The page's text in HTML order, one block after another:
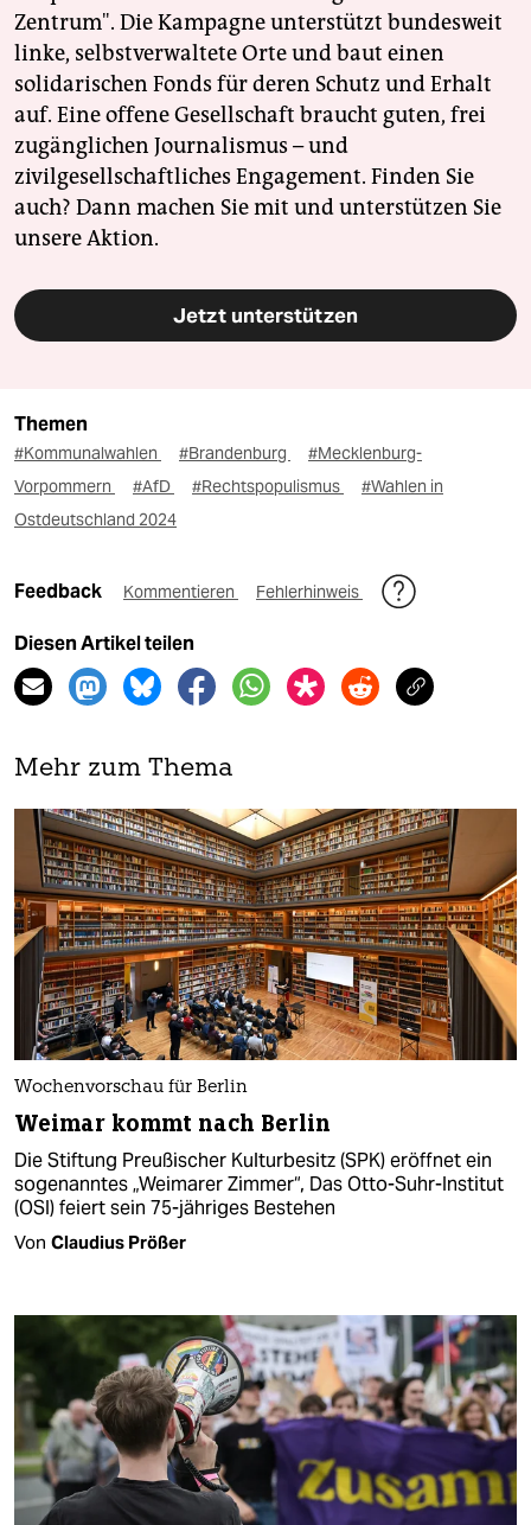
Zentrum". Die Kampagne unterstützt bundesweit
linke, selbstverwaltete Orte und baut einen
solidarischen Fonds für deren Schutz und Erhalt
auf. Eine offene Gesellschaft braucht guten, frei
zugänglichen Journalismus – und
zivilgesellschaftliches Engagement. Finden Sie
auch? Dann machen Sie mit und unterstützen Sie
unsere Aktion.
Jetzt unterstützen
Themen
#Kommunalwahlen #Brandenburg
#Mecklenburg-
Vorpommern
#AfD #Rechtspopulismus
#Wahlen in
Ostdeutschland 2024
Feedback Kommentieren Fehlerhinweis
Diesen Artikel teilen
Mehr zum Thema
Wochenvorschau für Berlin
Weimar kommt nach Berlin
Die Stiftung Preußischer Kulturbesitz (SPK) eröffnet ein
sogenanntes „Weimarer Zimmer“, Das Otto-Suhr-Institut
(OSI) feiert sein 75-jähriges Bestehen
Von Claudius Prößer